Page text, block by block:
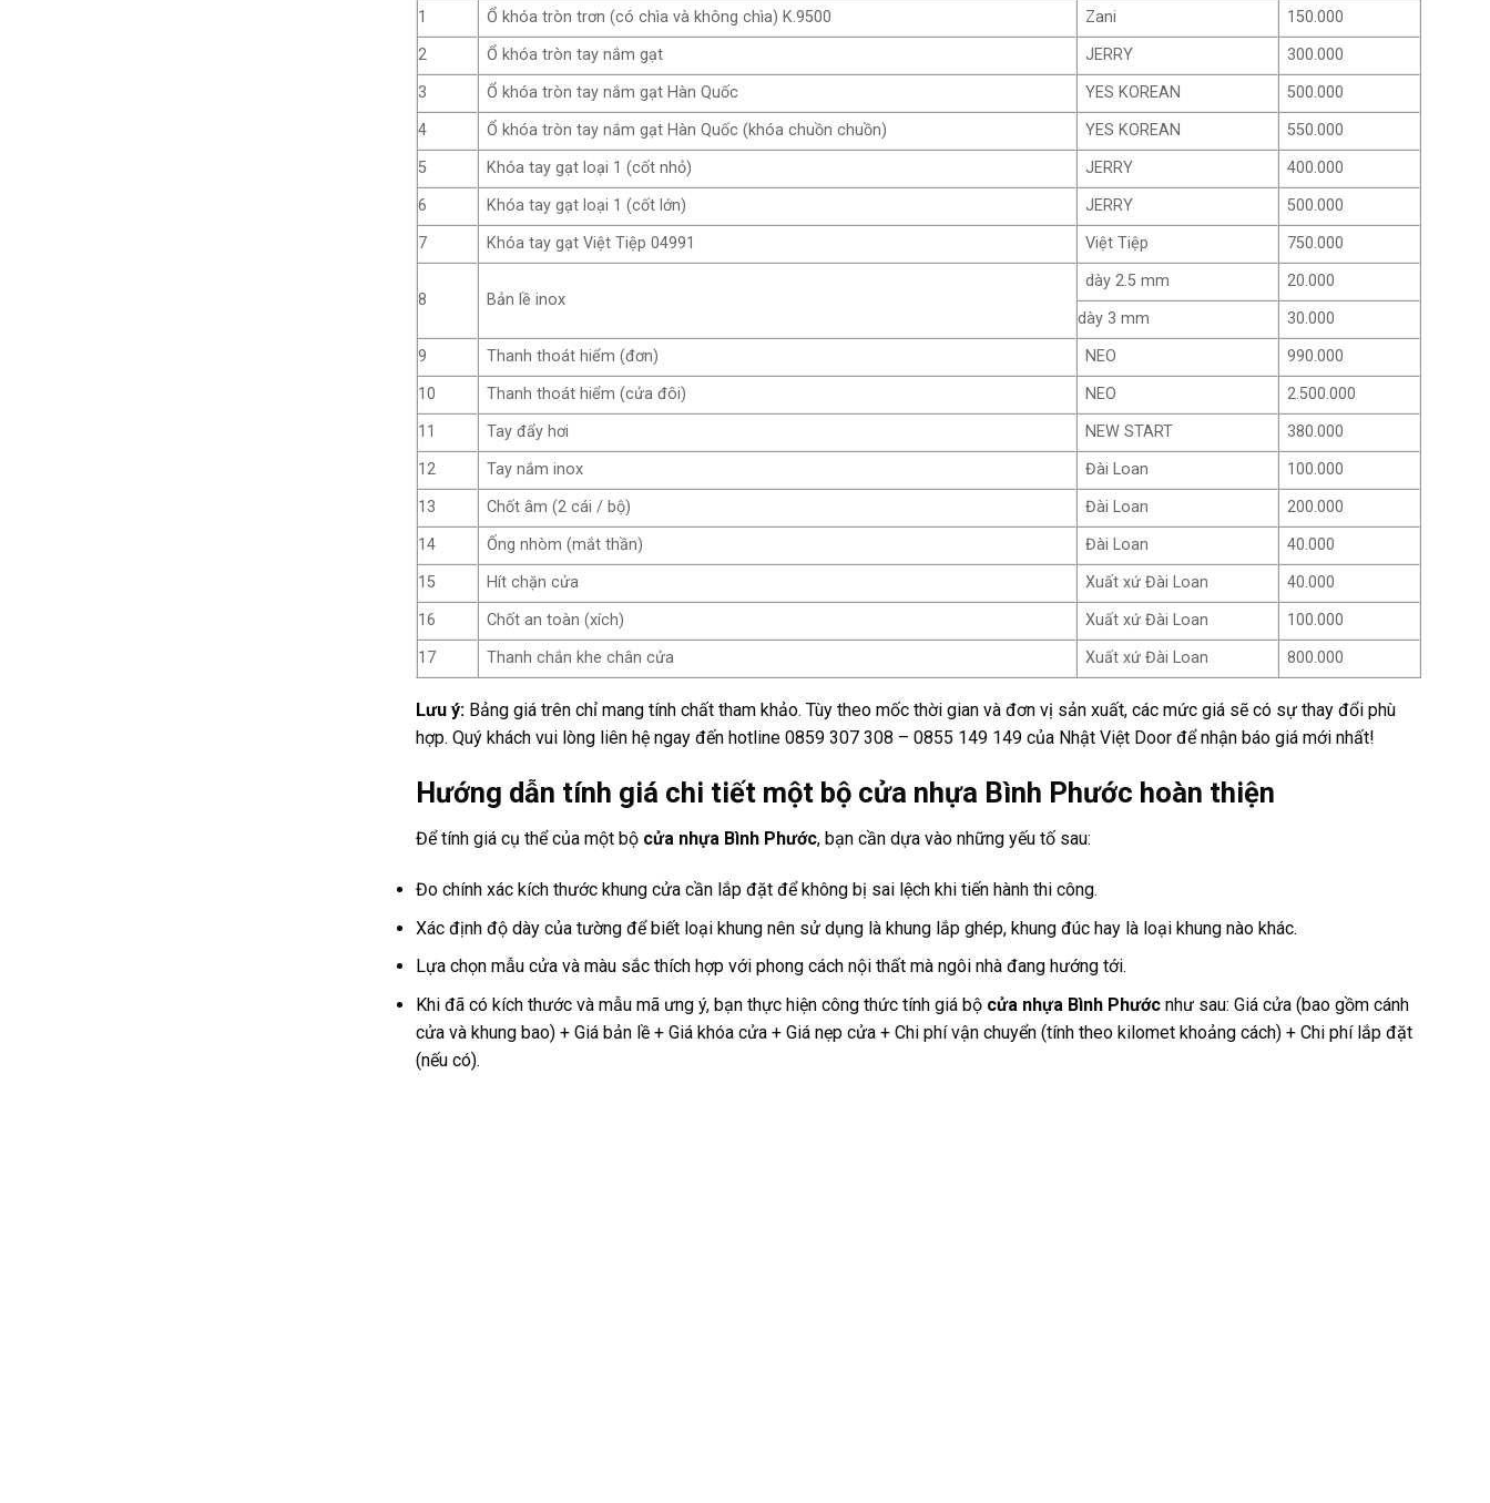
1 Ổ khóa tròn trơn (có chìa và không chìa) K.9500 Zani
150.000
2
Ổ khóa tròn tay nắm gạt JERRY
300.000
3
Ổ khóa tròn tay nắm gạt Hàn Quốc YES KOREAN
500.000
4
Ổ khóa tròn tay nắm gạt Hàn Quốc (khóa chuồn chuồn) YES KOREAN
550.000
5
Khóa tay gạt loại 1 (cốt nhỏ) JERRY
400.000
6
Khóa tay gạt loại 1 (cốt lớn) JERRY
500.000
7
Khóa tay gạt Việt Tiệp 04991 Việt Tiệp 750.000
8 Bản lề inox
dày 2.5 mm
20.000
dày 3 mm
30.000
9
Thanh thoát hiểm (đơn) NEO
990.000
10
Thanh thoát hiểm (cửa đôi) NEO
2.500.000
11
Tay đẩy hơi NEW START
380.000
12
Tay nắm inox Đài Loan
100.000
13
Chốt âm (2 cái / bộ) Đài Loan
200.000
14
Ống nhòm (mắt thần) Đài Loan
40.000
15
Hít chặn cửa Xuất xứ Đài Loan
40.000
16
Chốt an toàn (xích) Xuất xứ Đài Loan
100.000
17
Thanh chắn khe chân cửa Xuất xứ Đài Loan 800.000
Lưu ý:Bảng giá trên chỉ mang tính chất tham khảo. Tùy theo mốc thời gian và đơn vị sản xuất, các mức giá sẽ có sự thay đổi phù
hợp. Quý khách vui lòng liên hệ ngay đến hotline 0859 307 308 – 0855 149 149 của Nhật Việt Door để nhận báo giá mới nhất!
Hướng dẫn tính giá chi tiết một bộ cửa nhựa Bình Phước hoàn thiện
Để tính giá cụ thể của một bộ cửa nhựa Bình Phước, bạn cần dựa vào những yếu tố sau:
Đo chính xác kích thước khung cửa cần lắp đặt để không bị sai lệch khi tiến hành thi công.
Xác định độ dày của tường để biết loại khung nên sử dụng là khung lắp ghép, khung đúc hay là loại khung nào khác.
Lựa chọn mẫu cửa và màu sắc thích hợp với phong cách nội thất mà ngôi nhà đang hướng tới.
Khi đã có kích thước và mẫu mã ưng ý, bạn thực hiện công thức tính giá bộ cửa nhựa Bình Phướcnhư sau: Giá cửa (bao gồm cánh
cửa và khung bao) + Giá bản lề + Giá khóa cửa + Giá nẹp cửa + Chi phí vận chuyển (tính theo kilomet khoảng cách) + Chi phí lắp đặt
(nếu có).